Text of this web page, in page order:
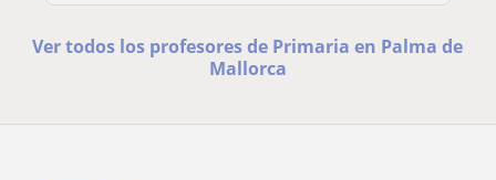
Ver todos los profesores de Primaria en Palma de
Mallorca